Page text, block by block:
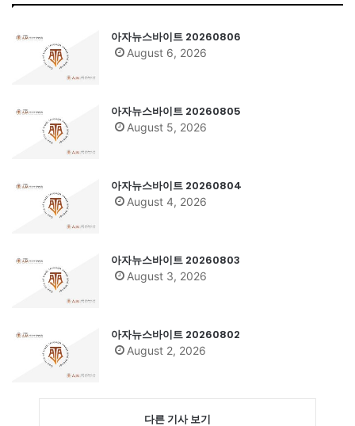
아자뉴스바이트 20260806
August 6, 2026
아자뉴스바이트 20260805
August 5, 2026
아자뉴스바이트 20260804
August 4, 2026
아자뉴스바이트 20260803
August 3, 2026
아자뉴스바이트 20260802
August 2, 2026
다른 기사 보기